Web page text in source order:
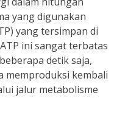
yang digunakan
yang tersimpan di
ini sangat terbatas
detik saja,
memproduksi kembali
jalur metabolisme